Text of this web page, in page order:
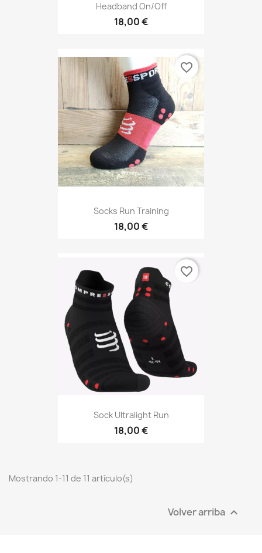
Headband On/off
18,00 €
Socks Run Training
18,00 €
favorite_border
Sock Ultralight Run
18,00 €
favorite_border
Mostrando 1-11 de 11 artículo(s)
Volver arriba 